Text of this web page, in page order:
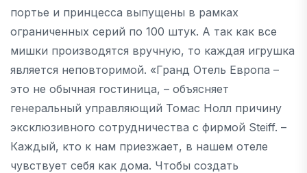
портье и принцесса выпущены в рамках
ограниченных серий по 100 штук. А так как все
мишки производятся вручную, то каждая игрушка
является неповторимой. «Гранд Отель Европа –
это не обычная гостиница, – объясняет
генеральный управляющий Томас Нолл причину
эксклюзивного сотрудничества с фирмой Steiff. –
Каждый, кто к нам приезжает, в нашем отеле
чувствует себя как дома. Чтобы создать